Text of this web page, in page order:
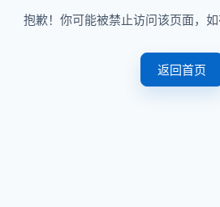
抱歉！你可能被禁止访问该页面，如
返回首页